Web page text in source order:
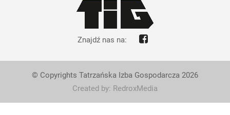
Znajdź nas na:
© Copyrights Tatrzańska Izba Gospodarcza 2026
Created by: RedroxMedia